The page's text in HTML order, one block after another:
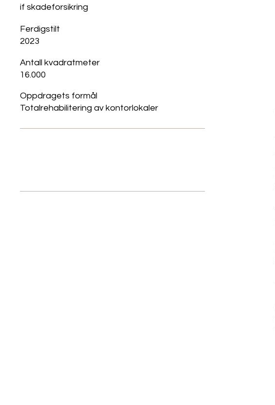
if skadeforsikring
Ferdigstilt
2023
Antall kvadratmeter
16.000
Oppdragets formål
Totalrehabilitering av kontorlokaler